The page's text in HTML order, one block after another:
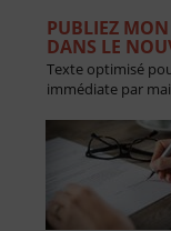
PUBLIEZ
DANS LE
Texte optimisé
immédiate par